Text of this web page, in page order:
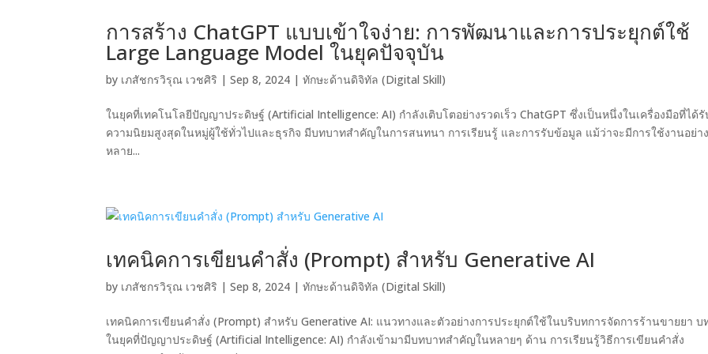
การสร้าง ChatGPT แบบเข้าใจง่าย: การพัฒนาและการประยุกต์ใช้
Large Language Model ในยุคปัจจุบัน
by เภสัชกรวิรุณ เวชศิริ |Sep 8, 2024 |ทักษะด้านดิจิทัล (Digital Skill)
ในยุคที่เทคโนโลยีปัญญาประดิษฐ์ (Artificial Intelligence: AI) กำลังเติบโตอย่างรวดเร็ว ChatGPT ซึ่งเป็นหนึ่งในเครื่องมือที่ได้รั
ความนิยมสูงสุดในหมู่ผู้ใช้ทั่วไปและธุรกิจ มีบทบาทสำคัญในการสนทนา การเรียนรู้ และการรับข้อมูล แม้ว่าจะมีการใช้งานอย่า
หลาย...
เทคนิคการเขียนคำสั่ง (Prompt) สำหรับ Generative AI
by เภสัชกรวิรุณ เวชศิริ |Sep 8, 2024 |ทักษะด้านดิจิทัล (Digital Skill)
เทคนิคการเขียนคำสั่ง (Prompt) สำหรับ Generative AI: แนวทางและตัวอย่างการประยุกต์ใช้ในบริบทการจัดการร้านขายยา บ
ในยุคที่ปัญญาประดิษฐ์ (Artificial Intelligence: AI) กำลังเข้ามามีบทบาทสำคัญในหลายๆ ด้าน การเรียนรู้วิธีการเขียนคำสั่ง